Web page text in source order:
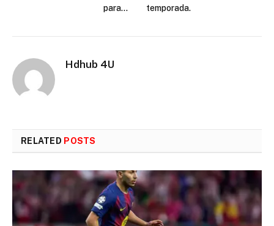
para…
temporada.
Hdhub 4U
RELATED POSTS